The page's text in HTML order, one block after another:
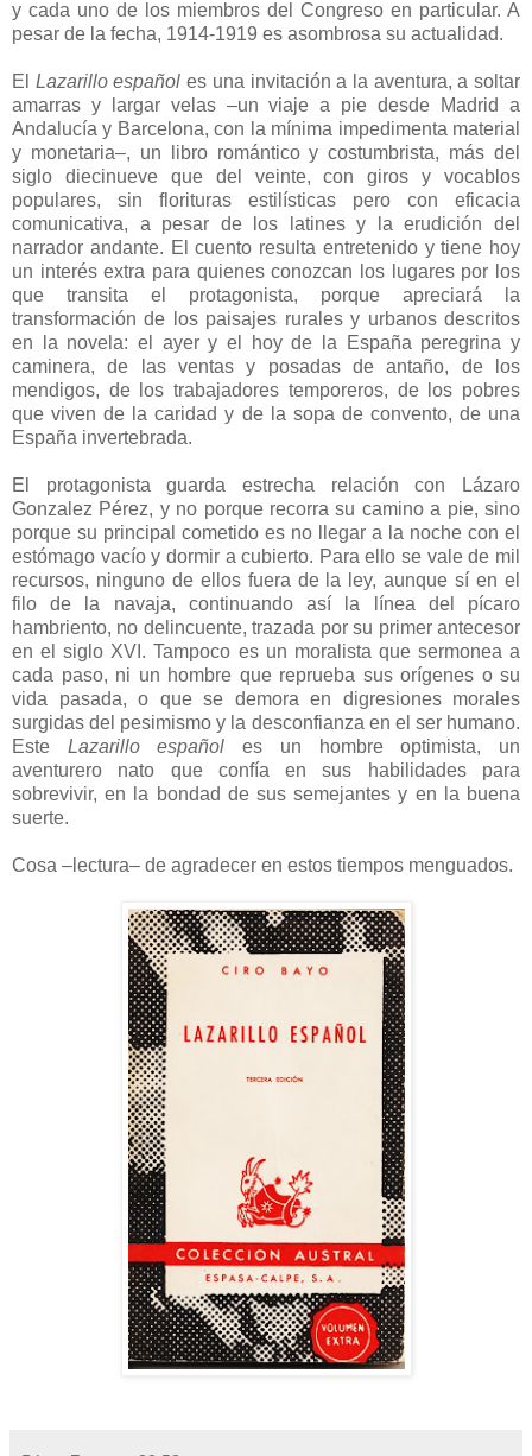
y cada uno de los miembros del Congreso en particular. A
pesar de la fecha, 1914-1919 es asombrosa su actualidad.
El Lazarillo español es una invitación a la aventura, a soltar
amarras y largar velas –un viaje a pie desde Madrid a
Andalucía y Barcelona, con la mínima impedimenta material
y monetaria–, un libro romántico y costumbrista, más del
siglo diecinueve que del veinte, con giros y vocablos
populares, sin florituras estilísticas pero con eficacia
comunicativa, a pesar de los latines y la erudición del
narrador andante. El cuento resulta entretenido y tiene hoy
un interés extra para quienes conozcan los lugares por los
que transita el protagonista, porque apreciará la
transformación de los paisajes rurales y urbanos descritos
en la novela: el ayer y el hoy de la España peregrina y
caminera, de las ventas y posadas de antaño, de los
mendigos, de los trabajadores temporeros, de los pobres
que viven de la caridad y de la sopa de convento, de una
España invertebrada.
El protagonista guarda estrecha relación con Lázaro
Gonzalez Pérez, y no porque recorra su camino a pie, sino
porque su principal cometido es no llegar a la noche con el
estómago vacío y dormir a cubierto. Para ello se vale de mil
recursos, ninguno de ellos fuera de la ley, aunque sí en el
filo de la navaja, continuando así la línea del pícaro
hambriento, no delincuente, trazada por su primer antecesor
en el siglo XVI. Tampoco es un moralista que sermonea a
cada paso, ni un hombre que reprueba sus orígenes o su
vida pasada, o que se demora en digresiones morales
surgidas del pesimismo y la desconfianza en el ser humano.
Este Lazarillo español es un hombre optimista, un
aventurero nato que confía en sus habilidades para
sobrevivir, en la bondad de sus semejantes y en la buena
suerte.
Cosa –lectura– de agradecer en estos tiempos menguados.